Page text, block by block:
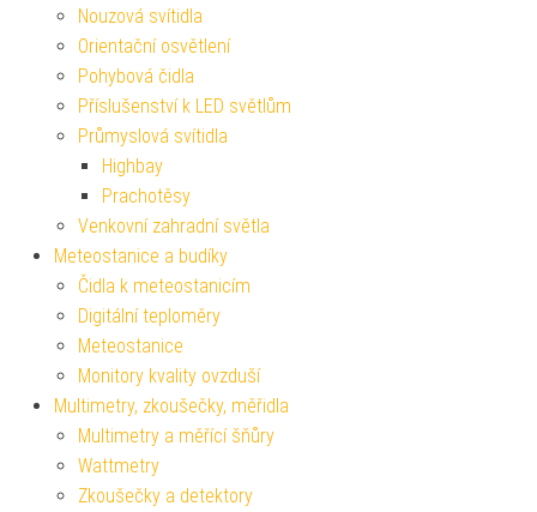
Nouzová svítidla
Orientační osvětlení
Pohybová čidla
Příslušenství k LED světlům
Průmyslová svítidla
Highbay
Prachotěsy
Venkovní zahradní světla
Meteostanice a budíky
Čidla k meteostanicím
Digitální teploměry
Meteostanice
Monitory kvality ovzduší
Multimetry, zkoušečky, měřidla
Multimetry a měřící šňůry
Wattmetry
Zkoušečky a detektory